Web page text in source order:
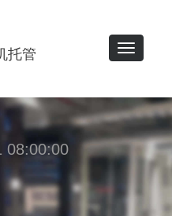
Toggle
托管
08:00:00